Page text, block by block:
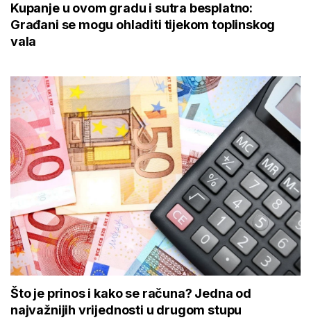
Kupanje u ovom gradu i sutra besplatno:
Građani se mogu ohladiti tijekom toplinskog
vala
Što je prinos i kako se računa? Jedna od
najvažnijih vrijednosti u drugom stupu